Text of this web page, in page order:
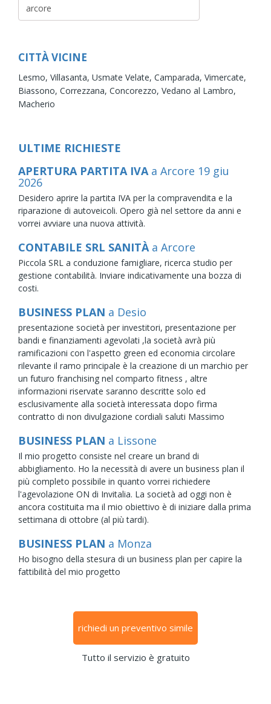
CITTÀ VICINE
Lesmo, Villasanta, Usmate Velate, Camparada, Vimercate,
Biassono, Correzzana, Concorezzo, Vedano al Lambro,
Macherio
ULTIME RICHIESTE
APERTURA PARTITA IVA a Arcore 19 giu
2026
Desidero aprire la partita IVA per la compravendita e la
riparazione di autoveicoli. Opero già nel settore da anni e
vorrei avviare una nuova attività.
CONTABILE SRL SANITÀ a Arcore
Piccola SRL a conduzione famigliare, ricerca studio per
gestione contabilità. Inviare indicativamente una bozza di
costi.
BUSINESS PLAN a Desio
presentazione società per investitori, presentazione per
bandi e finanziamenti agevolati ,la società avrà più
ramificazioni con l'aspetto green ed economia circolare
rilevante il ramo principale è la creazione di un marchio per
un futuro franchising nel comparto fitness , altre
informazioni riservate saranno descritte solo ed
esclusivamente alla società interessata dopo firma
contratto di non divulgazione cordiali saluti Massimo
BUSINESS PLAN a Lissone
Il mio progetto consiste nel creare un brand di
abbigliamento. Ho la necessità di avere un business plan il
più completo possibile in quanto vorrei richiedere
l'agevolazione ON di Invitalia. La società ad oggi non è
ancora costituita ma il mio obiettivo è di iniziare dalla prima
settimana di ottobre (al più tardi).
BUSINESS PLAN a Monza
Ho bisogno della stesura di un business plan per capire la
fattibilità del mio progetto
richiedi un preventivo simile
Tutto il servizio è gratuito